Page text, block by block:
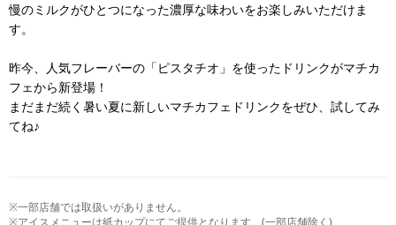
慢のミルクがひとつになった濃厚な味わいをお楽しみいただけま
す。
昨今、人気フレーバーの「ピスタチオ」を使ったドリンクがマチカ
フェから新登場！
まだまだ続く暑い夏に新しいマチカフェドリンクをぜひ、試してみ
てね♪
※一部店舗では取扱いがありません。
※アイスメニューは紙カップにてご提供となります。(一部店舗除く)